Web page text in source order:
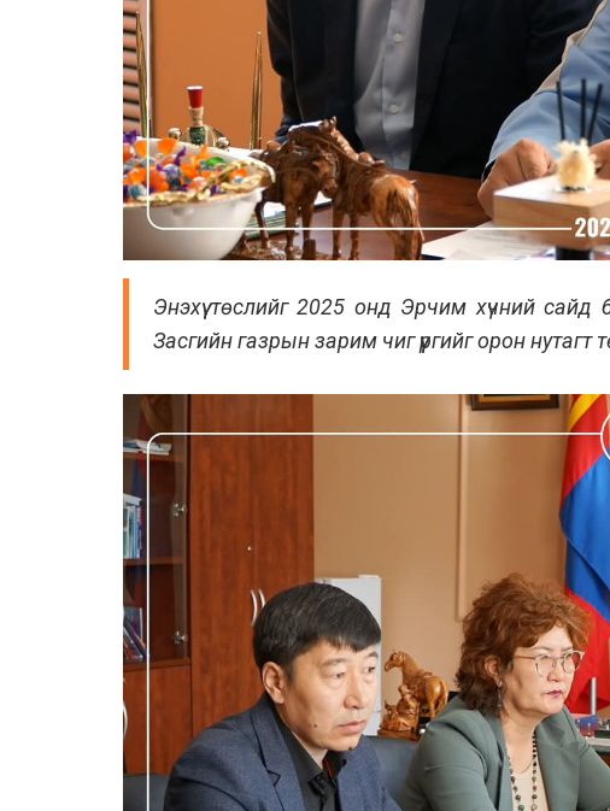
Энэхүү төслийг 2025 онд Эрчим хүчний
Засгийн газрын зарим чиг үүргийг орон нутагт